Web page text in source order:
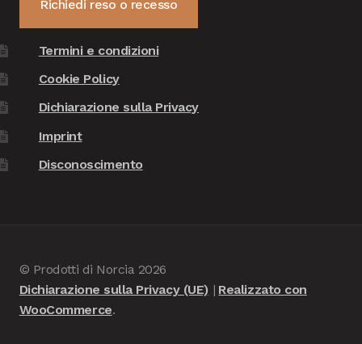
Richiedi reso o recesso
Termini e condizioni
Cookie Policy
Dichiarazione sulla Privacy
Imprint
Disconoscimento
© Prodotti di Norcia 2026
Dichiarazione sulla Privacy (UE)
Realizzato con
WooCommerce.